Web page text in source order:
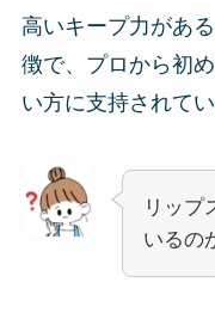
高いキープ力があ
徴で、プロから初
い方に支持されてい
リップ
いるの